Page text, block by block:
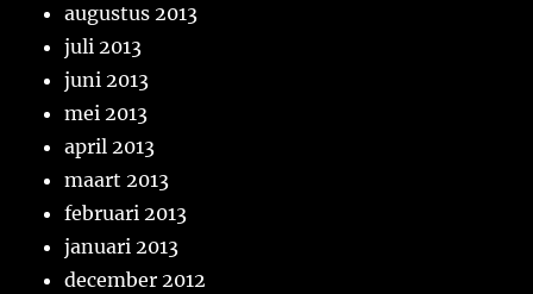
augustus 2013
juli 2013
juni 2013
mei 2013
april 2013
maart 2013
februari 2013
januari 2013
december 2012